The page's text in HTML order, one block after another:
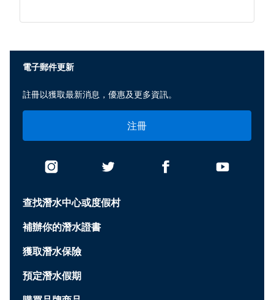
查找潛水中心或度假村
補辦你的潛水證書
獲取潛水保險
預定潛水假期
電子郵件更新
註冊以獲取最新消息，優惠及更多資訊。
注冊